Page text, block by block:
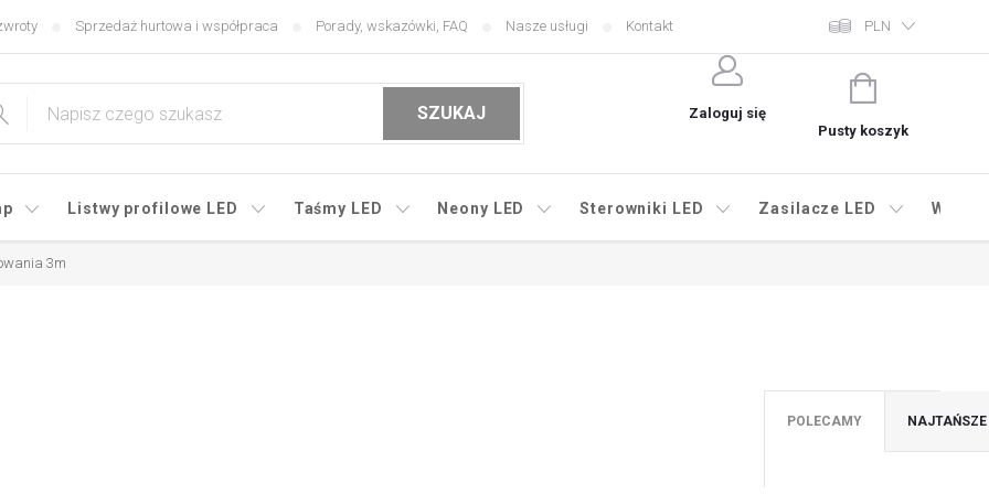
Sprzedaż hurtowa i współpraca Porady, wskazówki, FAQ Nasze usługi Kontakt PLN
SZUKAJ Zaloguj się
KOSZYK
Pusty koszyk
Listwy profilowe LED Taśmy LED Neony LED Sterowniki LED Zasilacze LED
3m
POLECAMY NAJTAŃSZE